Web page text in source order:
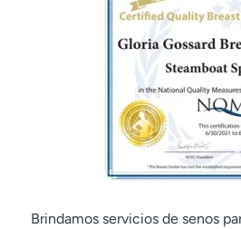
Brindamos servicios de senos